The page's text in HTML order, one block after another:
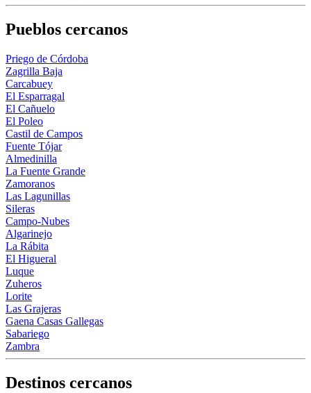
Pueblos cercanos
Priego de Córdoba
Zagrilla Baja
Carcabuey
El Esparragal
El Cañuelo
El Poleo
Castil de Campos
Fuente Tójar
Almedinilla
La Fuente Grande
Zamoranos
Las Lagunillas
Sileras
Campo-Nubes
Algarinejo
La Rábita
El Higueral
Luque
Zuheros
Lorite
Las Grajeras
Gaena Casas Gallegas
Sabariego
Zambra
Destinos cercanos